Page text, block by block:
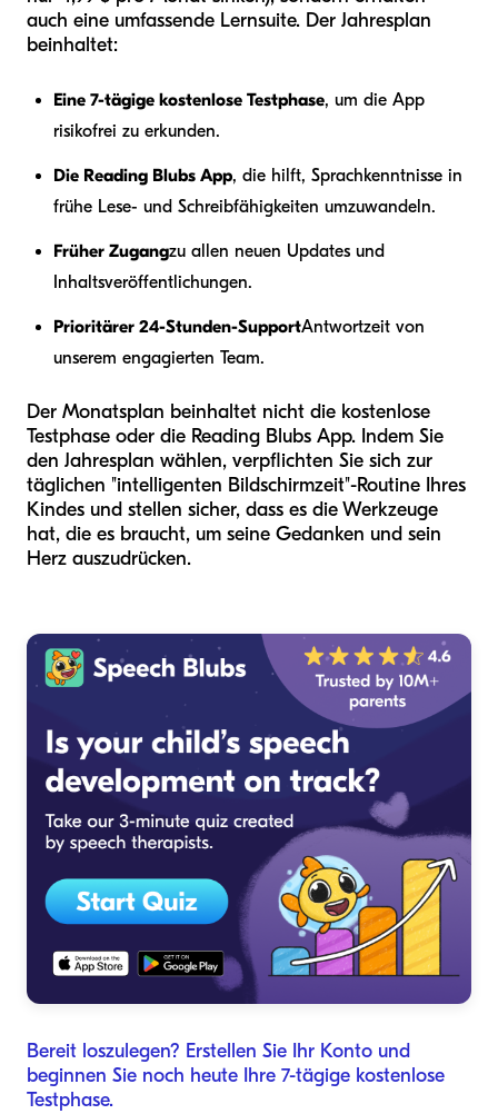
auch eine umfassende Lernsuite. Der Jahresplan
beinhaltet:
Eine 7-tägige kostenlose Testphase, um die App
risikofrei zu erkunden.
Die Reading Blubs App, die hilft, Sprachkenntnisse in
frühe Lese- und Schreibfähigkeiten umzuwandeln.
Früher Zugangzu allen neuen Updates und
Inhaltsveröffentlichungen.
Prioritärer 24-Stunden-SupportAntwortzeit von
unserem engagierten Team.
Der Monatsplan beinhaltet nicht die kostenlose
Testphase oder die Reading Blubs App. Indem Sie
den Jahresplan wählen, verpflichten Sie sich zur
täglichen "intelligenten Bildschirmzeit"-Routine Ihres
Kindes und stellen sicher, dass es die Werkzeuge
hat, die es braucht, um seine Gedanken und sein
Herz auszudrücken.
Bereit loszulegen? Erstellen Sie Ihr Konto und
beginnen Sie noch heute Ihre 7-tägige kostenlose
Testphase.